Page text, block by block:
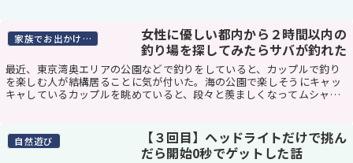
家族でお出かけスポット
女性に優しい都内から２時間以内の
釣り場を探してみたらサバが釣れた
最近、東京湾奥エリアの公園などで釣りをしていると、カップルで釣り
を楽しむ人が結構居ることに気が付いた。海の公園で楽しそうにキャッ
キャしているカップルを眺めていると、段々と羨ましくなってムシャク
自然遊び
【３回目】ヘッドライトだけで挑ん
だら開始0秒でゲットした話